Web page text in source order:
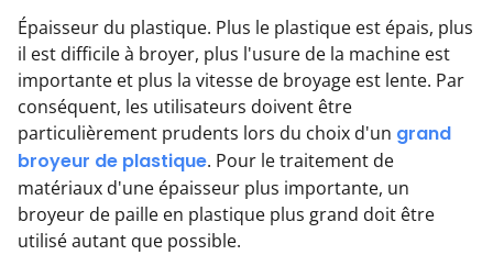
Épaisseur du plastique. Plus le plastique est épais, plus
il est difficile à broyer, plus l'usure de la machine est
importante et plus la vitesse de broyage est lente. Par
conséquent, les utilisateurs doivent être
particulièrement prudents lors du choix d'un grand
broyeur de plastique. Pour le traitement de
matériaux d'une épaisseur plus importante, un
broyeur de paille en plastique plus grand doit être
utilisé autant que possible.